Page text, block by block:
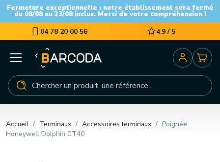
Fermeture exceptionnelle : notre établissement sera fermé
du 08/08 au 23/08 inclus. Merci de votre compréhension !
04 78 20 00 56 4,9 / 5
Accueil Terminaux Accessoires terminaux
Poignée
Honeywell Dolphin CT40